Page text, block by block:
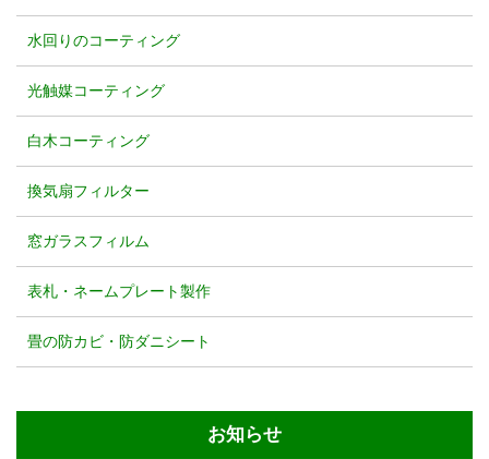
水回りのコーティング
光触媒コーティング
白木コーティング
換気扇フィルター
窓ガラスフィルム
表札・ネームプレート製作
畳の防カビ・防ダニシート
お知らせ